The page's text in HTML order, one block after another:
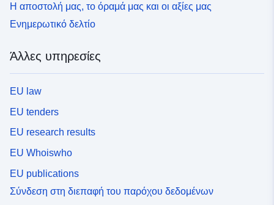
Η αποστολή μας, το όραμά μας και οι αξίες μας
Ενημερωτικό δελτίο
Άλλες υπηρεσίες
EU law
EU tenders
EU research results
EU Whoiswho
EU publications
Σύνδεση στη διεπαφή του παρόχου δεδομένων